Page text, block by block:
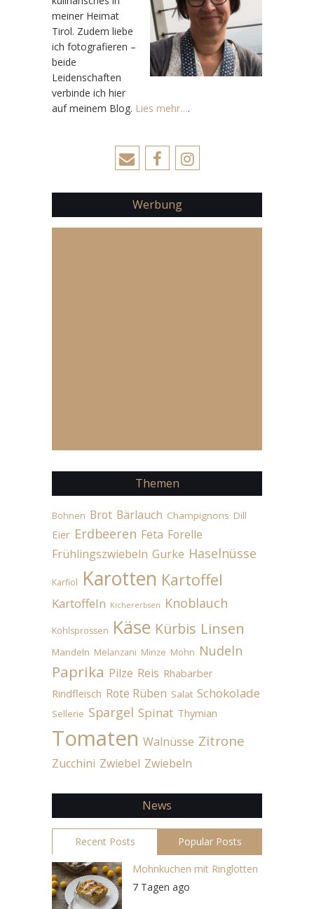
meiner Heimat
Tirol. Zudem liebe
ich fotografieren –
beide
Leidenschaften
verbinde ich hier
auf meinem Blog. Lies mehr….
Werbung
Themen
Bohnen Brot Bärlauch Champignons Dill
Eier Erdbeeren Feta Forelle
Frühlingszwiebeln Gurke Haselnüsse
Karfiol Karotten Kartoffel
Kartoffeln Kichererbsen Knoblauch
Kohlsprossen Käse Kürbis Linsen
Mandeln Melanzani Minze Mohn Nudeln
Paprika Pilze Reis Rhabarber
Rindfleisch Rote Rüben Salat Schokolade
Sellerie Spargel Spinat Thymian
Tomaten Walnüsse Zitrone
Zucchini Zwiebel Zwiebeln
News
Recent Posts Popular Posts
Mohnkuchen mit Ringlotten
7 Tagen ago